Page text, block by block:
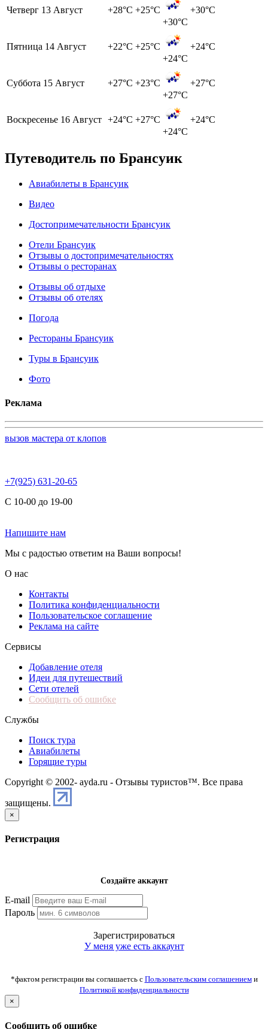
Четверг 13 Август +28°C +25°C
+30°C
+30°C
Пятница 14 Август +22°C +25°C
+24°C
+24°C
Суббота 15 Август +27°C +23°C
+27°C
+27°C
Воскресенье 16 Август +24°C +27°C
+24°C
+24°C
Путеводитель по Брансуик
Авиабилеты в Брансуик
Видео
Достопримечательности Брансуик
Отели Брансуик
Отзывы о достопримечательностях
Отзывы о ресторанах
Отзывы об отдыхе
Отзывы об отелях
Погода
Рестораны Брансуик
Туры в Брансуик
Фото
Реклама
вызов мастера от клопов
+7(925) 631-20-65
С 10-00 до 19-00
Напишите нам
Мы с радостью ответим на Ваши вопросы!
О нас
Контакты
Политика конфиденциальности
Пользовательское соглашение
Реклама на сайте
Сервисы
Добавление отеля
Идеи для путешествий
Сети отелей
Сообщить об ошибке
Службы
Поиск тура
Авиабилеты
Горящие туры
Copyright © 2002- ayda.ru - Отзывы туристов™. Все права
защищены.
×
Регистрация
Создайте аккаунт
E-mail
Пароль
Зарегистрироваться
У меня уже есть аккаунт
*фактом регистрации вы соглашаетсь с Пользовательским соглашениеми
Политикой конфиденциальности
×
Сообщить об ошибке